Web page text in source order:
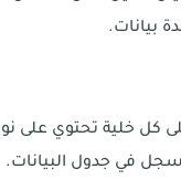
بيانات.
كل خلية تحتوي على
في جدول البيانات.